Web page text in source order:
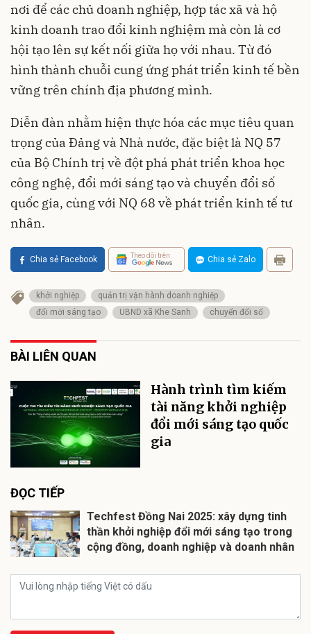
nơi để các chủ doanh nghiệp, hợp tác xã và hộ
kinh doanh trao đổi kinh nghiệm mà còn là cơ
hội tạo lên sự kết nối giữa họ với nhau. Từ đó
hình thành chuỗi cung ứng phát triển kinh tế bền
vững trên chính địa phương mình.
Diễn đàn nhằm hiện thực hóa các mục tiêu quan
trọng của Đảng và Nhà nước, đặc biệt là NQ 57
của Bộ Chính trị về đột phá phát triển khoa học
công nghệ, đổi mới sáng tạo và chuyển đổi số
quốc gia, cùng với NQ 68 về phát triển kinh tế tư
nhân.
Chia sẻ Facebook Theo dõi trên Chia sẻ Zalo
khởi nghiệp
quản trị vận hành doanh nghiệp
đổi mới sáng tạo
UBND xã Khe Sanh chuyển đổi số
BÀI LIÊN QUAN
Hành trình tìm kiếm
tài năng khởi nghiệp
đổi mới sáng tạo quốc
gia
ĐỌC TIẾP
Techfest Đồng Nai 2025: xây dựng tinh
thần khởi nghiệp đổi mới sáng tạo trong
cộng đồng, doanh nghiệp và doanh nhân